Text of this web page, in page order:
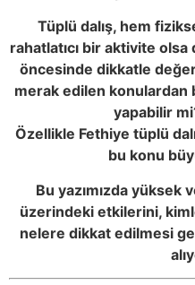
Tüplü dalış, hem
rahatlatıcı bir aktivite olsa
öncesinde dikkatle
merak edilen konulardan
yapabilir
Özellikle Fethiye tüplü
bu konu
Bu yazımızda yüksek
üzerindeki etkilerini,
nelere dikkat edilmesi